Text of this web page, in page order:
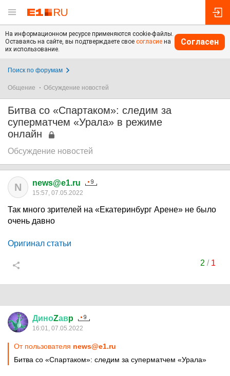
На информационном ресурсе применяются cookie-файлы.
Оставаясь на сайте, вы подтверждаете свое согласие на
их использование.
Согласен
Поиск по форумам
Общение Обсуждение новостей
Битва со «Спартаком»: следим за
суперматчем «Урала» в режиме
онлайн
Обсуждение новостей
N news@e1.ru
15:57, 07.05.2022
Так много зрителей на «Екатеринбург Арене» не было
очень давно
Оригинал статьи
2 / 1
ДиноZавp
16:01, 07.05.2022
От пользователя news@e1.ru
Битва со «Спартаком»: следим за суперматчем «Урала»